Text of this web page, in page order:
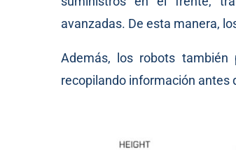
avanzadas. De esta manera,
Además, los robots también
recopilando información antes